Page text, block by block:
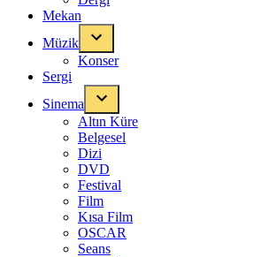
Mekan
Müzik
Konser
Sergi
Sinema
Altın Küre
Belgesel
Dizi
DVD
Festival
Film
Kısa Film
OSCAR
Seans